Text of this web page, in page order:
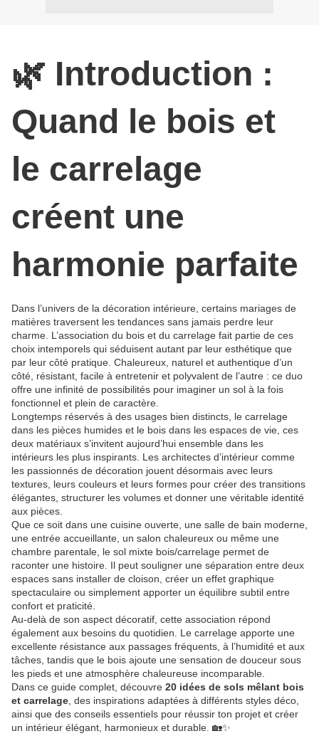
🌿 Introduction :
Quand le bois et
le carrelage
créent une
harmonie parfaite
Dans l’univers de la décoration intérieure, certains mariages de
matières traversent les tendances sans jamais perdre leur
charme. L’association du bois et du carrelage fait partie de ces
choix intemporels qui séduisent autant par leur esthétique que
par leur côté pratique. Chaleureux, naturel et authentique d’un
côté, résistant, facile à entretenir et polyvalent de l’autre : ce duo
offre une infinité de possibilités pour imaginer un sol à la fois
fonctionnel et plein de caractère.
Longtemps réservés à des usages bien distincts, le carrelage
dans les pièces humides et le bois dans les espaces de vie, ces
deux matériaux s’invitent aujourd’hui ensemble dans les
intérieurs les plus inspirants. Les architectes d’intérieur comme
les passionnés de décoration jouent désormais avec leurs
textures, leurs couleurs et leurs formes pour créer des transitions
élégantes, structurer les volumes et donner une véritable identité
aux pièces.
Que ce soit dans une cuisine ouverte, une salle de bain moderne,
une entrée accueillante, un salon chaleureux ou même une
chambre parentale, le sol mixte bois/carrelage permet de
raconter une histoire. Il peut souligner une séparation entre deux
espaces sans installer de cloison, créer un effet graphique
spectaculaire ou simplement apporter un équilibre subtil entre
confort et praticité.
Au-delà de son aspect décoratif, cette association répond
également aux besoins du quotidien. Le carrelage apporte une
excellente résistance aux passages fréquents, à l’humidité et aux
tâches, tandis que le bois ajoute une sensation de douceur sous
les pieds et une atmosphère chaleureuse incomparable.
Dans ce guide complet, découvre 20 idées de sols mêlant bois
et carrelage , des inspirations adaptées à différents styles déco,
ainsi que des conseils essentiels pour réussir ton projet et créer
un intérieur élégant, harmonieux et durable. 🏡✨